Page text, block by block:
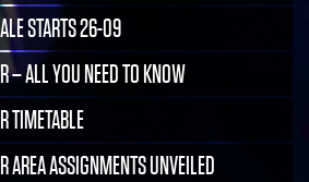
STARTS 26-09
– ALL YOU NEED TO KNOW
TIMETABLE
AREA ASSIGNMENTS UNVEILED